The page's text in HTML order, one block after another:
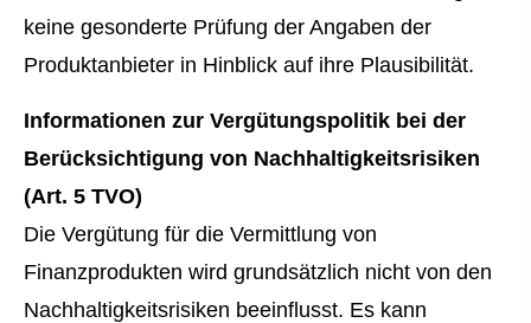
keine gesonderte Prüfung der Angaben der
Produktanbieter in Hinblick auf ihre Plausibilität.
Informationen zur Vergütungspolitik bei der
Berücksichtigung von Nachhaltigkeitsrisiken
(Art. 5 TVO)
Die Vergütung für die Vermittlung von
Finanzprodukten wird grundsätzlich nicht von den
Nachhaltigkeitsrisiken beeinflusst. Es kann